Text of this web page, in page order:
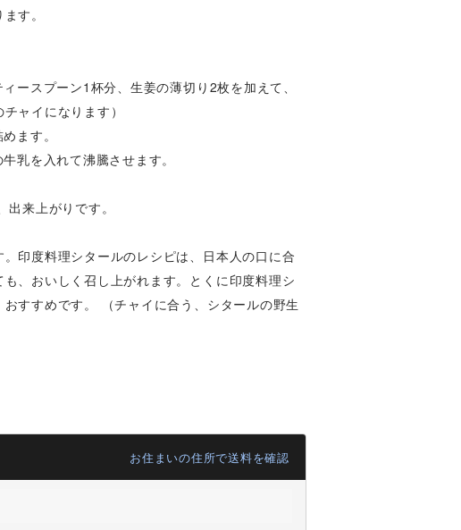
す。
ースプーン1杯分、生姜の薄切り2枚を加えて、
ャイになります）
ます。
乳を入れて沸騰させます。
来上がりです。
印度料理シタールのレシピは、日本人の口に合
、おいしく召し上がれます。とくに印度料理シ
すすめです。 （チャイに合う、シタールの野生
お住まいの住所で送料を確認